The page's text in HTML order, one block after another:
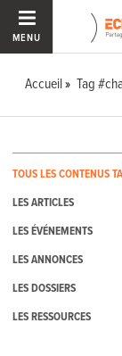
MENU
Accueil Tag
TOUS LES CONTENUS
LES ARTICLES
LES ÉVÉNEMENTS
LES ANNONCES
LES DOSSIERS
LES RESSOURCES